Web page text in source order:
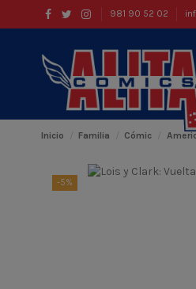
981 90 52 02
Inicio Familia Cómic
-5%